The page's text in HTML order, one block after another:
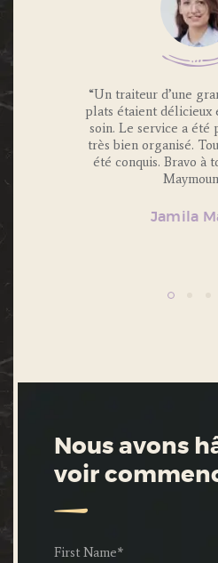
invités
“Un traiteur d’une
plats étaient délicieux
soin. Le service a été
très bien organisé.
été conquis. Bravo à
Jamila
Nous avons
voir